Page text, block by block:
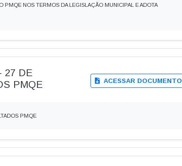
PMQE NOS TERMOS DA LEGISLAÇÃO MUNICIPAL E ADOTA
27 DE
PMQE
ACESSAR DOCUMENTO
PMQE